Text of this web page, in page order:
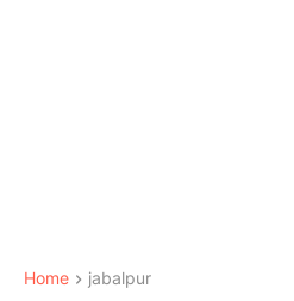
Home jabalpur